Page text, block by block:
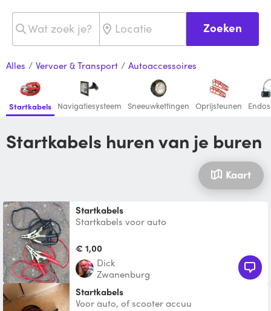
Zoeken
Alles / Vervoer & Transport / Autoaccessoires
Startkabels Navigatiesysteem Sneeuwkettingen Oprijsteunen
Startkabels huren van je buren
Kaart
Startkabels
Startkabels voor auto
€ 1,00
Dick
Zwanenburg
startkabels
Voor auto, of scooter accuu